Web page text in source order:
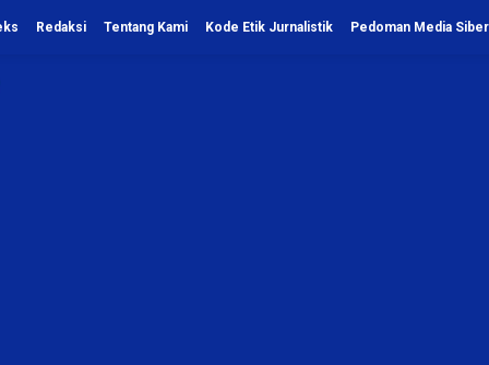
Redaksi Tentang Kami Kode Etik Jurnalistik Pedoman Media Siber